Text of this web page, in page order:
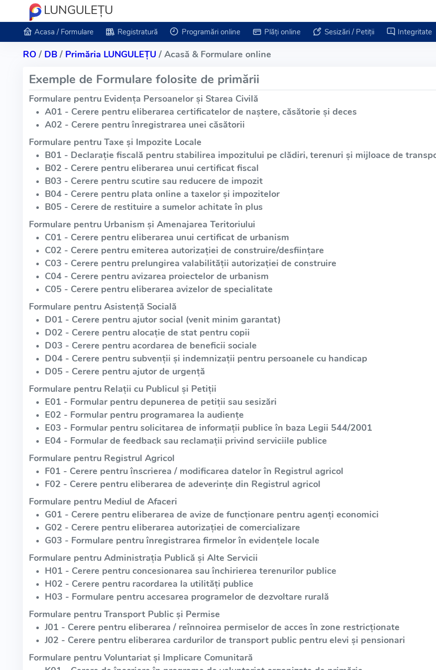
LUNGULEŢU
Acasa / Formulare Registratură Programări online Plăți online Sesizări / Petiții Integritate
RO / DB/ Primăria LUNGULEŢU / Acasă & Formulare online
Exemple de Formulare folosite de primării
Formulare pentru Evidența Persoanelor și Starea Civilă
A01 - Cerere pentru eliberarea certificatelor de naștere, căsătorie și deces
A02 - Cerere pentru înregistrarea unei căsătorii
Formulare pentru Taxe și Impozite Locale
B01 - Declarație fiscală pentru stabilirea impozitului pe clădiri, terenuri și mijloace de
B02 - Cerere pentru eliberarea unui certificat fiscal
B03 - Cerere pentru scutire sau reducere de impozit
B04 - Cerere pentru plata online a taxelor și impozitelor
B05 - Cerere de restituire a sumelor achitate în plus
Formulare pentru Urbanism și Amenajarea Teritoriului
C01 - Cerere pentru eliberarea unui certificat de urbanism
C02 - Cerere pentru emiterea autorizației de construire/desființare
C03 - Cerere pentru prelungirea valabilității autorizației de construire
C04 - Cerere pentru avizarea proiectelor de urbanism
C05 - Cerere pentru eliberarea avizelor de specialitate
Formulare pentru Asistență Socială
D01 - Cerere pentru ajutor social (venit minim garantat)
D02 - Cerere pentru alocație de stat pentru copii
D03 - Cerere pentru acordarea de beneficii sociale
D04 - Cerere pentru subvenții și indemnizații pentru persoanele cu handicap
D05 - Cerere pentru ajutor de urgență
Formulare pentru Relații cu Publicul și Petiții
E01 - Formular pentru depunerea de petiții sau sesizări
E02 - Formular pentru programarea la audiențe
E03 - Formular pentru solicitarea de informații publice în baza Legii 544/2001
E04 - Formular de feedback sau reclamații privind serviciile publice
Formulare pentru Registrul Agricol
F01 - Cerere pentru înscrierea / modificarea datelor în Registrul agricol
F02 - Cerere pentru eliberarea de adeverințe din Registrul agricol
Formulare pentru Mediul de Afaceri
G01 - Cerere pentru eliberarea de avize de funcționare pentru agenți economici
G02 - Cerere pentru eliberarea autorizației de comercializare
G03 - Formulare pentru înregistrarea firmelor în evidențele locale
Formulare pentru Administrația Publică și Alte Servicii
H01 - Cerere pentru concesionarea sau închirierea terenurilor publice
H02 - Cerere pentru racordarea la utilități publice
H03 - Formulare pentru accesarea programelor de dezvoltare rurală
Formulare pentru Transport Public și Permise
J01 - Cerere pentru eliberarea / reînnoirea permiselor de acces în zone restricționate
J02 - Cerere pentru eliberarea cardurilor de transport public pentru elevi și pensionari
Formulare pentru Voluntariat și Implicare Comunitară